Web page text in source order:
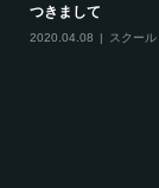
つきまして
2020.04.08 スクー